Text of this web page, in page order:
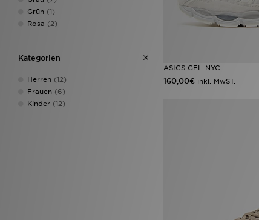
Grün (1)
Rosa (2)
Kategorien
Herren (12)
Frauen (6)
Kinder (12)
ASICS GEL-NYC
160,00€ inkl. MwST.